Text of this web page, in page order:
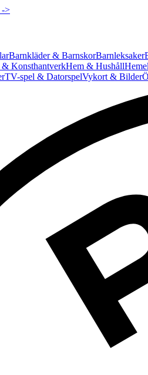
->
Barnkläder & BarnskorBarnleksaker
KonsthantverkHem & Hushåll
TV-spel & DatorspelVykort & Bilder